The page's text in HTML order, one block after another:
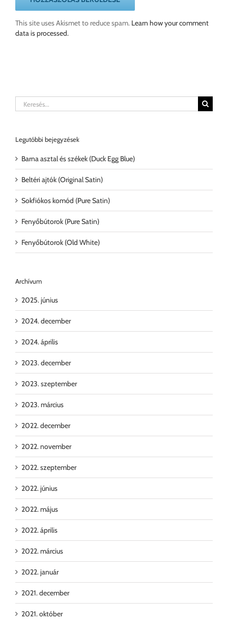
This site uses Akismet to reduce spam. Learn how your comment
data is processed.
Keresés...
Legutóbbi bejegyzések
Barna asztal és székek (Duck Egg Blue)
Beltéri ajtók (Original Satin)
Sokfiókos komód (Pure Satin)
Fenyőbútorok (Pure Satin)
Fenyőbútorok (Old White)
Archívum
2025. június
2024. december
2024. április
2023. december
2023. szeptember
2023. március
2022. december
2022. november
2022. szeptember
2022. június
2022. május
2022. április
2022. március
2022. január
2021. december
2021. október